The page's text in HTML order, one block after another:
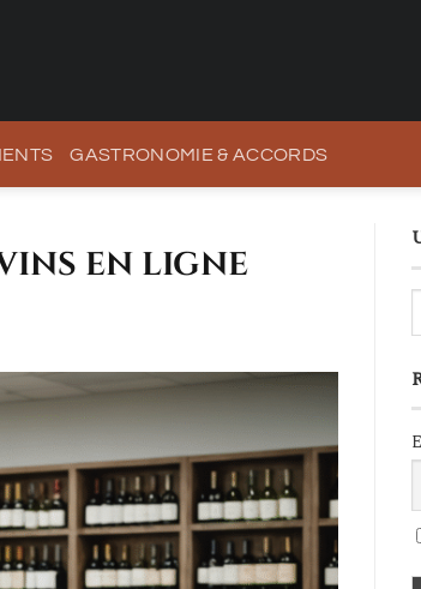
GASTRONOMIE & ACCORDS
en ligne